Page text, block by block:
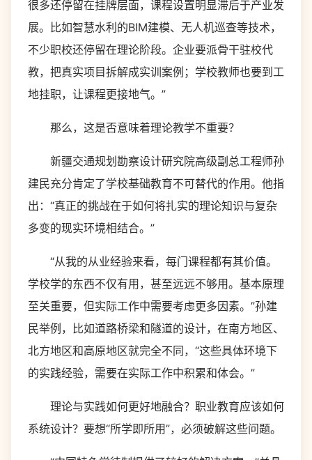
很多还停留在挂牌层面，课程设置明显滞后于产业发
展。比如智慧水利的BIM建模、无人机巡查等技术，
不少职校还停留在理论阶段。企业要派骨干驻校代
教，把真实项目拆解成实训案例；学校教师也要到工
地挂职，让课程更接地气。”
那么，这是否意味着理论教学不重要？
新疆交通规划勘察设计研究院高级副总工程师孙
建民充分肯定了学校基础教育不可替代的作用。他指
出：“真正的挑战在于如何将扎实的理论知识与复杂
多变的现实环境相结合。”
“从我的从业经验来看，每门课程都有其价值。
学校学的东西不仅有用，甚至远远不够用。基本原理
至关重要，但实际工作中需要考虑更多因素。”孙建
民举例，比如道路桥梁和隧道的设计，在南方地区、
北方地区和高原地区就完全不同，“这些具体环境下
的实践经验，需要在实际工作中积累和体会。”
理论与实践如何更好地融合？职业教育应该如何
系统设计？要想“所学即所用”，必须破解这些问题。